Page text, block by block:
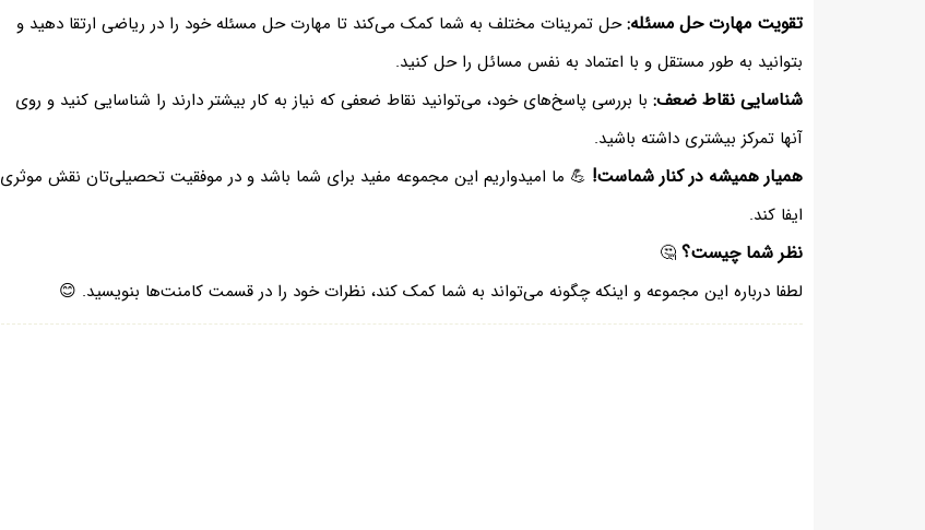
تقویت مهارت حل مسئله:حل تمرینات مختلف به شما کمک می‌کند تا مهارت حل مسئله خود را در ریاضی ارتقا دهید و
بتوانید به طور مستقل و با اعتماد به نفس مسائل را حل کنید.
شناسایی نقاط ضعف: با بررسی پاسخ‌های خود، می‌توانید نقاط ضعفی که نیاز به کار بیشتر دارند را شناسایی کنید و روی
آنها تمرکز بیشتری داشته باشید.
همیار همیشه در کنار شماست! 💪 ما امیدواریم این مجموعه مفید برای شما باشد و در موفقیت تحصیلی‌تان نقش موثری
ایفا کند.
نظر شما چیست؟ 🤔
لطفا درباره این مجموعه و اینکه چگونه می‌تواند به شما کمک کند، نظرات خود را در قسمت کامنت‌ها بنویسید. 😊